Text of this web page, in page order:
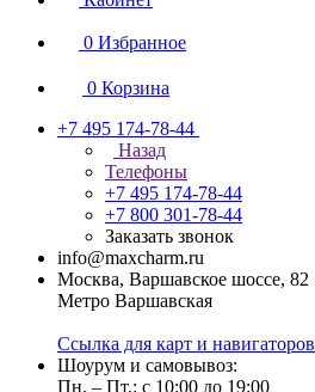
0 Избранное
0 Корзина
+7 495 174-78-44
Назад
Телефоны
+7 495 174-78-44
+7 800 301-78-44
Заказать звонок
info@maxcharm.ru
Москва, Варшавское шоссе, 82
Метро Варшавская
Ссылка для карт и навигаторов
Шоурум и самовывоз:
Пн. – Пт.: с 10:00 до 19:00